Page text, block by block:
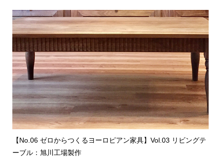
【No.06 ゼロからつくるヨーロピアン家具】Vol.03 リビングテ
ーブル：旭川工場製作